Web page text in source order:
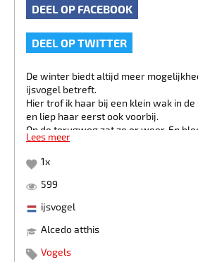
DEEL OP FACEBOOK
DEEL OP TWITTER
De winter biedt altijd meer
ijsvogel betreft.
Hier trof ik haar bij een klein wak in
en liep haar eerst ook voorbij.
Op de terugweg zat ze er weer. En
ondanks dat het vlakbij een
mensen lopend of op fiets voorbij
Ik heb zelfs een krukje uit de auto
mooi voor gaan zitten.
blij :)
Lees meer
1x
599
ijsvogel
Alcedo atthis
Vogels